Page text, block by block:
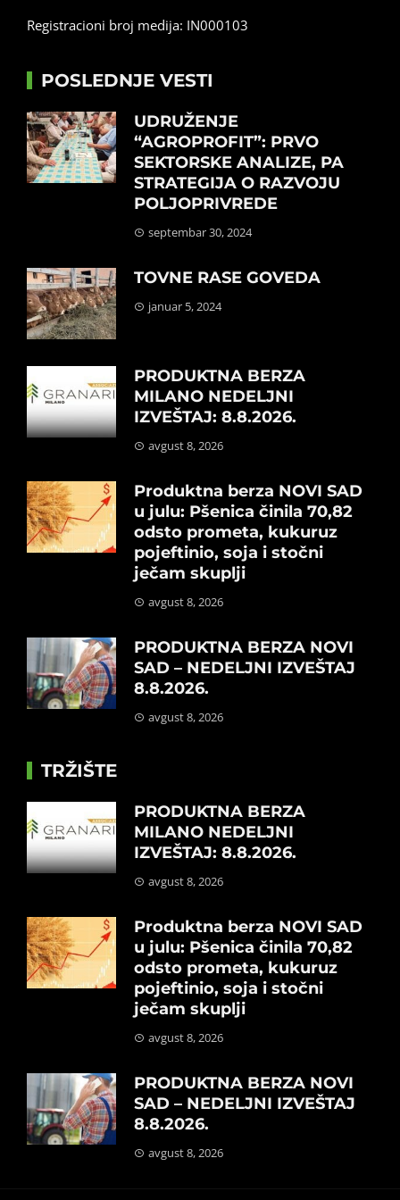
Registracioni broj medija: IN000103
POSLEDNJE VESTI
UDRUŽENJE
“AGROPROFIT”: PRVO
SEKTORSKE ANALIZE, PA
STRATEGIJA O RAZVOJU
POLJOPRIVREDE
septembar 30, 2024
TOVNE RASE GOVEDA
januar 5, 2024
PRODUKTNA BERZA
MILANO NEDELJNI
IZVEŠTAJ: 8.8.2026.
avgust 8, 2026
Produktna berza NOVI SAD
u julu: Pšenica činila 70,82
odsto prometa, kukuruz
pojeftinio, soja i stočni
ječam skuplji
avgust 8, 2026
PRODUKTNA BERZA NOVI
SAD – NEDELJNI IZVEŠTAJ
8.8.2026.
avgust 8, 2026
TRŽIŠTE
PRODUKTNA BERZA
MILANO NEDELJNI
IZVEŠTAJ: 8.8.2026.
avgust 8, 2026
Produktna berza NOVI SAD
u julu: Pšenica činila 70,82
odsto prometa, kukuruz
pojeftinio, soja i stočni
ječam skuplji
avgust 8, 2026
PRODUKTNA BERZA NOVI
SAD – NEDELJNI IZVEŠTAJ
8.8.2026.
avgust 8, 2026